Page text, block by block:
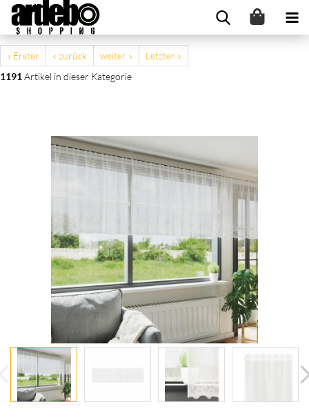
« Erster « zurück weiter »
Letzter »
1191Artikel in dieser Kategorie